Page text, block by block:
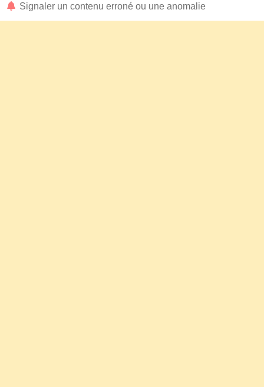
Signaler un contenu erroné ou une anomalie